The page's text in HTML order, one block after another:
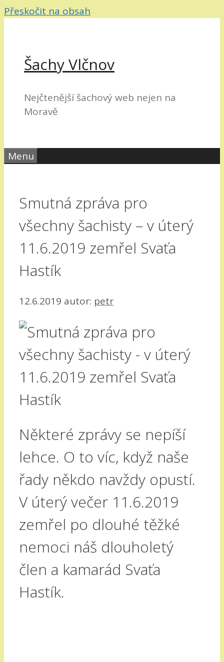
Přeskočit na obsah
Šachy Vlčnov
Nejčtenější šachový web nejen na
Moravě
Menu
Smutná zpráva pro
všechny šachisty – v úterý
11.6.2019 zemřel Svaťa
Hastík
12.6.2019 autor: petr
Některé zprávy se nepíší
lehce. O to víc, když naše
řady někdo navždy opustí.
V úterý večer 11.6.2019
zemřel po dlouhé těžké
nemoci náš dlouholetý
člen a kamarád Svaťa
Hastík.